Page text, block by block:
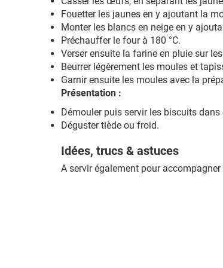
Fouetter les jaunes en y ajoutant la
Monter les blancs en neige en y
Préchauffer le four à 180 °C.
Verser ensuite la farine en pluie sur
Beurrer légèrement les moules et
Garnir ensuite les moules avec la
Présentation :
Démouler puis servir les biscuits dans
Déguster tiède ou froid.
Idées, trucs & astuces
A servir également pour